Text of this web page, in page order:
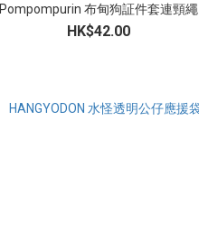
Pompompurin 布甸狗証件套連頸繩
HK$42.00